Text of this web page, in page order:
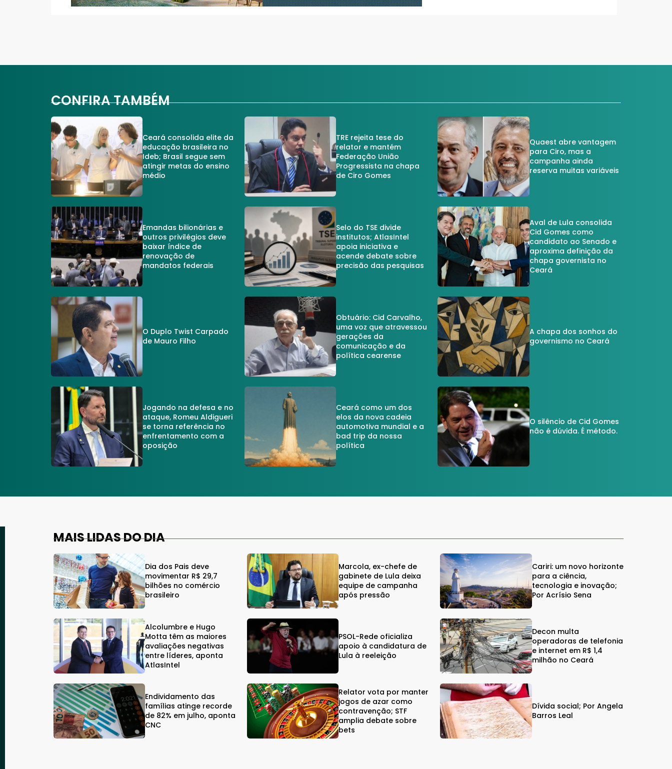
CONFIRA TAMBÉM
Ceará consolida elite da
educação brasileira no
Ideb; Brasil segue sem
atingir metas do ensino
médio
TRE rejeita tese do
relator e mantém
Federação União
Progressista na chapa
de Ciro Gomes
Quaest abre vantagem
para Ciro, mas a
campanha ainda
reserva muitas variáveis
Emandas bilionárias e
outros privilégios deve
baixar índice de
renovação de
mandatos federais
Selo do TSE divide
institutos; AtlasIntel
apoia iniciativa e
acende debate sobre
precisão das pesquisas
Aval de Lula consolida
Cid Gomes como
candidato ao Senado e
aproxima definição da
chapa governista no
Ceará
O Duplo Twist Carpado
de Mauro Filho
Obtuário: Cid Carvalho,
uma voz que atravessou
gerações da
comunicação e da
política cearense
A chapa dos sonhos do
governismo no Ceará
Jogando na defesa e no
ataque, Romeu Aldigueri
se torna referência no
enfrentamento com a
oposição
Ceará como um dos
elos da nova cadeia
automotiva mundial e a
bad trip da nossa
política
O silêncio de Cid Gomes
não é dúvida. É método.
MAIS LIDAS DO DIA
Dia dos Pais deve
movimentar R$ 29,7
bilhões no comércio
brasileiro
Marcola, ex-chefe de
gabinete de Lula deixa
equipe de campanha
após pressão
Cariri: um novo horizonte
para a ciência,
tecnologia e inovação;
Por Acrísio Sena
Alcolumbre e Hugo
Motta têm as maiores
avaliações negativas
entre líderes, aponta
AtlasIntel
PSOL-Rede oficializa
apoio à candidatura de
Lula à reeleição
Decon multa
operadoras de telefonia
e internet em R$ 1,4
milhão no Ceará
Endividamento das
famílias atinge recorde
de 82% em julho, aponta
CNC
Relator vota por manter
jogos de azar como
contravenção; STF
amplia debate sobre
bets
Dívida social; Por Angela
Barros Leal